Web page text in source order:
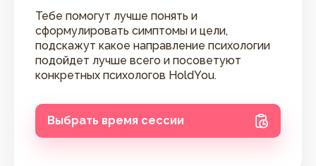
Тебе помогут лучше понять и
сформулировать симптомы и цели,
подскажут какое направление психологии
подойдет лучше всего и посоветуют
конкретных психологов HoldYou.
Выбрать время сессии